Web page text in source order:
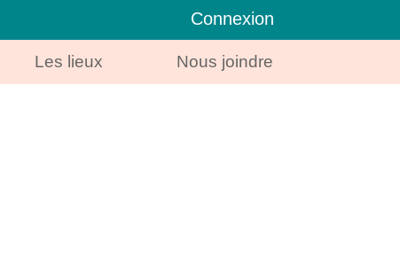
Connexion
Les lieux Nous joindre